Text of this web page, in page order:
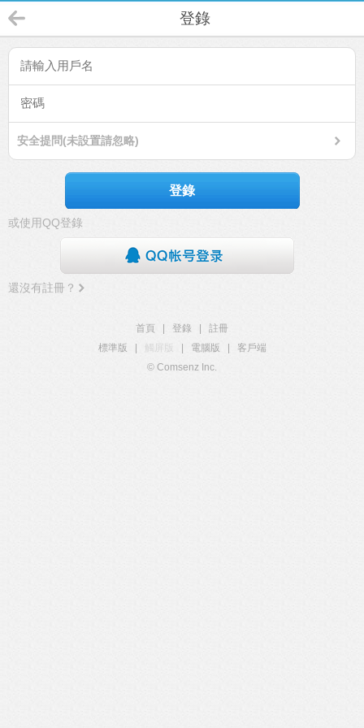
登錄
安全提問(未設置請忽略)
登錄
或使用QQ登錄
還沒有註冊？
首頁 登錄
註冊
標準版
觸屏版 電腦版
客戶端
© Comsenz Inc.